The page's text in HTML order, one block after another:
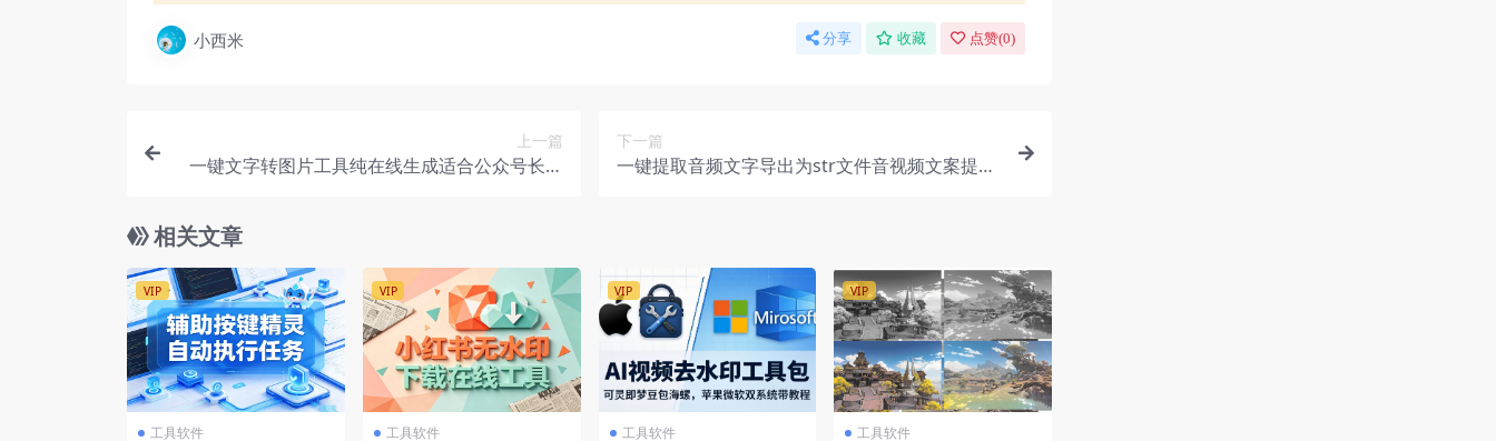
小西米 分享 收藏 点赞(0)
上一篇
一键文字转图片工具纯在线生成适合公众号长图
下一篇
一键提取音频文字导出为str文件音视频文案提取
相关文章
VIP
工具软件
VIP
工具软件
VIP
工具软件
VIP
工具软件